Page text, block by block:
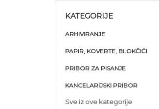
KATEGORIJE
ARHIVIRANJE
PAPIR, KOVERTE, BLOKČIĆI
PRIBOR ZA PISANJE
KANCELARIJSKI PRIBOR
Sve iz ove kategorije